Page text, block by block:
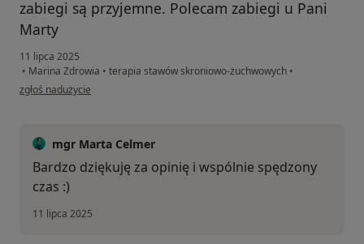
zabiegi są przyjemne. Polecam zabiegi u Pani
Marty
11 lipca 2025
• Marina Zdrowia • terapia stawów skroniowo-żuchwowych •
w opinii użytkownika Kasia
zgłoś nadużycie
mgr Marta Celmer
Bardzo dziękuję za opinię i wspólnie spędzony
czas :)
11 lipca 2025